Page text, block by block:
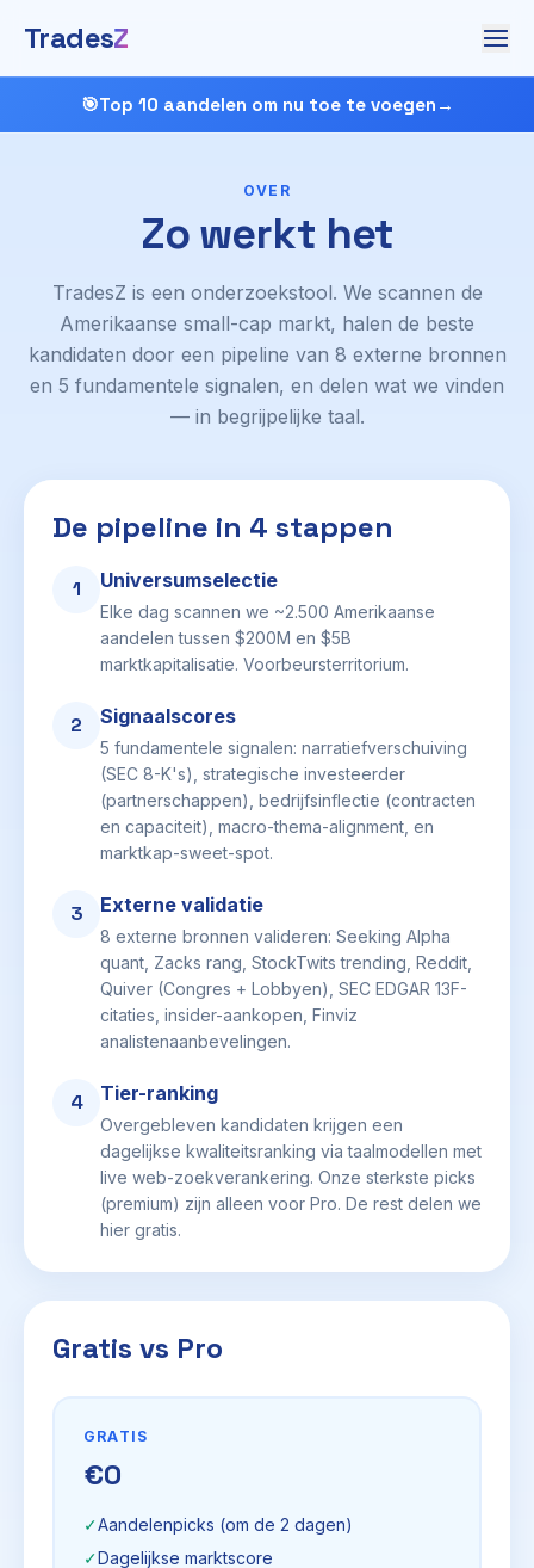
TradesZ
🎯Top 10 aandelen om nu toe te voegen →
OVER
Zo werkt het
TradesZ is een onderzoekstool. We scannen de
Amerikaanse small-cap markt, halen de beste
kandidaten door een pipeline van 8 externe bronnen
en 5 fundamentele signalen, en delen wat we vinden
— in begrijpelijke taal.
De pipeline in 4 stappen
1 Universumselectie
Elke dag scannen we ~2.500 Amerikaanse
aandelen tussen $200M en $5B
marktkapitalisatie. Voorbeursterritorium.
2 Signaalscores
5 fundamentele signalen: narratiefverschuiving
(SEC 8-K's), strategische investeerder
(partnerschappen), bedrijfsinflectie (contracten
en capaciteit), macro-thema-alignment, en
marktkap-sweet-spot.
3 Externe validatie
8 externe bronnen valideren: Seeking Alpha
quant, Zacks rang, StockTwits trending, Reddit,
Quiver (Congres + Lobbyen), SEC EDGAR 13F-
citaties, insider-aankopen, Finviz
analistenaanbevelingen.
4 Tier-ranking
Overgebleven kandidaten krijgen een
dagelijkse kwaliteitsranking via taalmodellen met
live web-zoekverankering. Onze sterkste picks
(premium) zijn alleen voor Pro. De rest delen we
hier gratis.
Gratis vs Pro
GRATIS
€0
✓Aandelenpicks (om de 2 dagen)
✓Dagelijkse marktscore